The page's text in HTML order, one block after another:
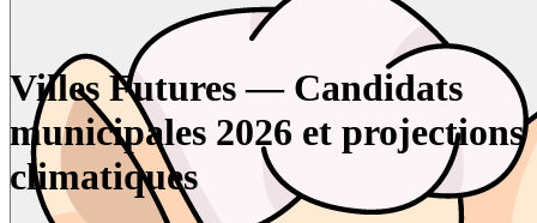
Villes Futures — Candidats
municipales 2026 et projections
climatiques